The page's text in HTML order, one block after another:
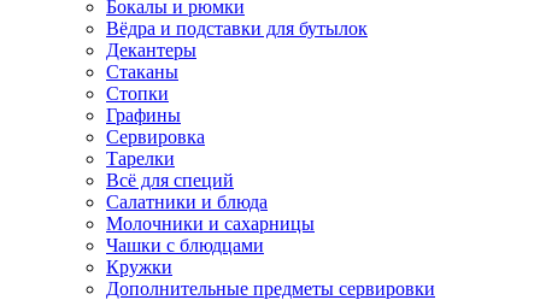
Бокалы и рюмки
Вёдра и подставки для бутылок
Декантеры
Стаканы
Стопки
Графины
Сервировка
Тарелки
Всё для специй
Салатники и блюда
Молочники и сахарницы
Чашки с блюдцами
Кружки
Дополнительные предметы сервировки